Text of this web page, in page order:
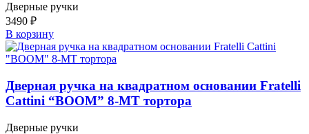
Дверные ручки
3490 ₽
В корзину
Дверная ручка на квадратном основании Fratelli
Cattini “BOOM” 8-MT тортора
Дверные ручки